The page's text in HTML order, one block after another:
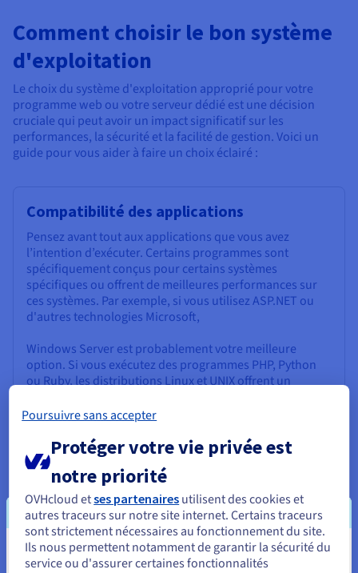
Comment choisir le bon système
d'exploitation
Le choix du système d'exploitation approprié pour votre
programme web ou votre serveur dédié est une décision
cruciale qui peut avoir un impact significatif sur les
performances, la sécurité et la facilité de gestion. Voici un
guide pour vous aider à faire un choix éclairé :
Compatibilité des applications
Pensez avant tout aux applications que vous avez
l’intention d’exécuter. Certains programmes sont
spécifiquement conçus pour certains systèmes
spécifiques ou offrent de meilleures performances sur
ces systèmes. Par exemple, si vous utilisez ASP.NET ou
d'autres technologies Microsoft,
Windows Server est probablement votre meilleure
option. Si vous exécutez des programmes PHP, Python
ou Ruby, les distributions Linux et UNIX offrent un
Expertise technique
Évaluez vos compétences techniques et votre
connaissance des différents systèmes d'exploitation.
Linux et UNIX offrent un haut degré de contrôle de la
Vous semblez être localisé en États-
Poursuivre sans accepter
Protéger votre vie privée est
notre priorité
OVHcloud etses partenaires utilisent des cookies et
autres traceurs sur notre site internet. Certains traceurs
sont strictement nécessaires au fonctionnement du site.
Ils nous permettent notamment de garantir la sécurité du
service ou d'assurer certaines fonctionnalités